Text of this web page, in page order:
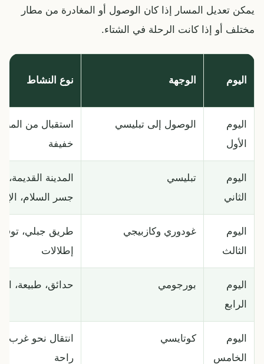
يمكن تعديل المسار إذا كان الوصول أو المغادرة من مطار
مختلف أو إذا كانت الرحلة في الشتاء.
اليوم الوجهة نوع النشاط
اليوم
الأول
الوصول إلى تبليسي
استقبال من
خفيفة
اليوم
الثاني
تبليسي
المدينة القديمة،
جسر السلام،
اليوم
الثالث
غودوري وكازبيجي
طريق جبلي،
إطلالات
اليوم
الرابع
بورجومي حدائق، طبيعة،
اليوم
الخامس
كوتايسي
انتقال نحو غرب
راحة